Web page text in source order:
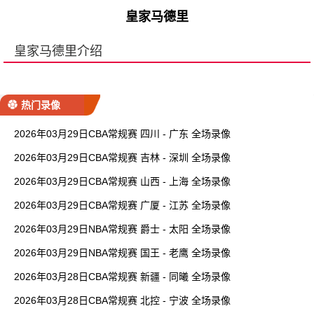
皇家马德里
皇家马德里介绍
热门录像
2026年03月29日CBA常规赛 四川 - 广东 全场录像
2026年03月29日CBA常规赛 吉林 - 深圳 全场录像
2026年03月29日CBA常规赛 山西 - 上海 全场录像
2026年03月29日CBA常规赛 广厦 - 江苏 全场录像
2026年03月29日NBA常规赛 爵士 - 太阳 全场录像
2026年03月29日NBA常规赛 国王 - 老鹰 全场录像
2026年03月28日CBA常规赛 新疆 - 同曦 全场录像
2026年03月28日CBA常规赛 北控 - 宁波 全场录像